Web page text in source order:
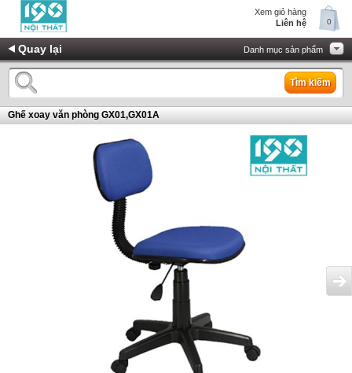
Xem giỏ hàng
Liên hệ
0
Quay lại Danh mục sản phẩm
Tìm kiếm
Ghế xoay văn phòng GX01,GX01A